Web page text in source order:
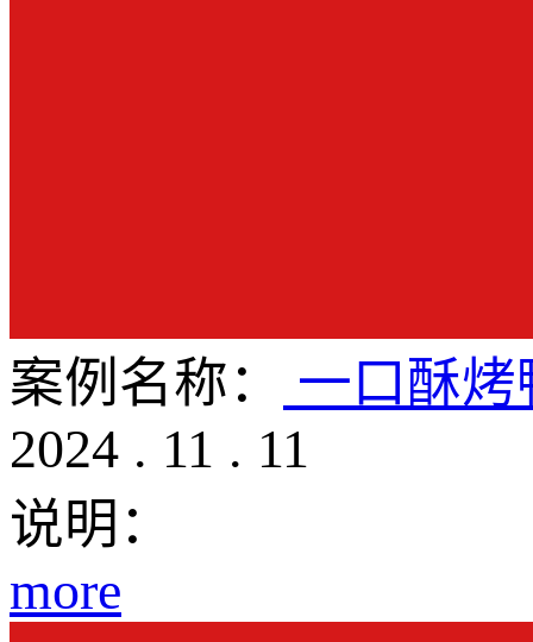
案例名称：
一口酥
2024 . 11 . 11
说明：
more